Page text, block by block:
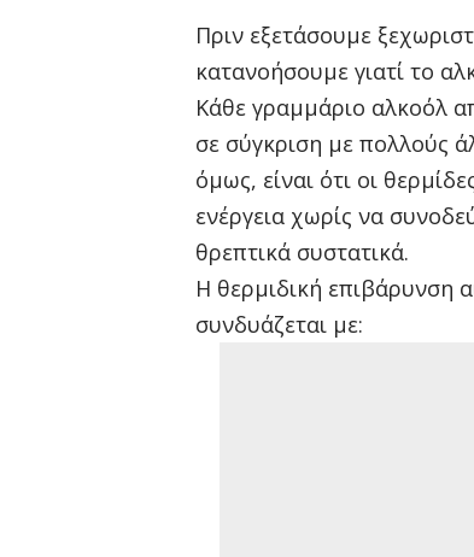
Πριν εξετάσουμε
κατανοήσουμε γιατί το
Κάθε γραμμάριο αλκοόλ
σε σύγκριση με πολλούς
όμως, είναι ότι οι
ενέργεια χωρίς να
θρεπτικά συστατικά.
Η θερμιδική επιβάρυνση
συνδυάζεται με: